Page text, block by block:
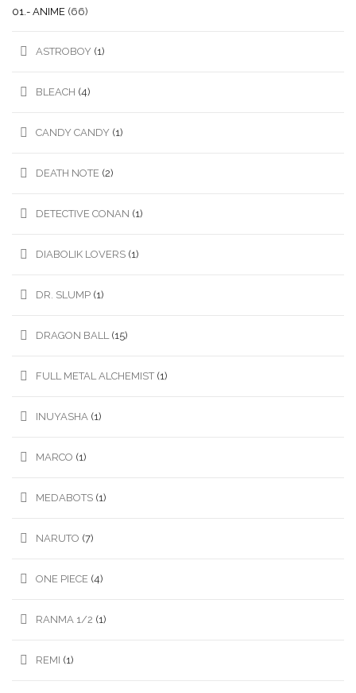
01.- ANIME (66)
ASTROBOY (1)
BLEACH (4)
CANDY CANDY (1)
DEATH NOTE (2)
DETECTIVE CONAN (1)
DIABOLIK LOVERS (1)
DR. SLUMP (1)
DRAGON BALL (15)
FULL METAL ALCHEMIST (1)
INUYASHA (1)
MARCO (1)
MEDABOTS (1)
NARUTO (7)
ONE PIECE (4)
RANMA 1/2 (1)
REMI (1)